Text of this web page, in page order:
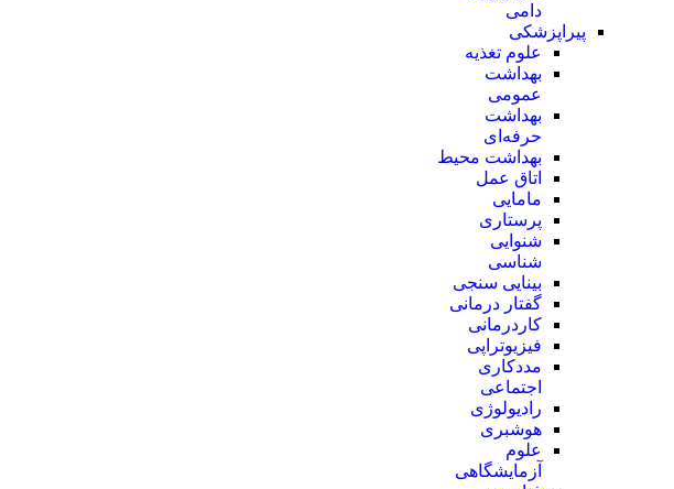
دامی
پیراپزشکی
علوم تغذیه
بهداشت
عمومی
بهداشت
حرفه‌ای
بهداشت محیط
اتاق عمل
مامایی
پرستاری
شنوایی
شناسی
بینایی سنجی
گفتار درمانی
کاردرمانی
فیزیوتراپی
مددکاری
اجتماعی
رادیولوژی
هوشبری
علوم
آزمایشگاهی